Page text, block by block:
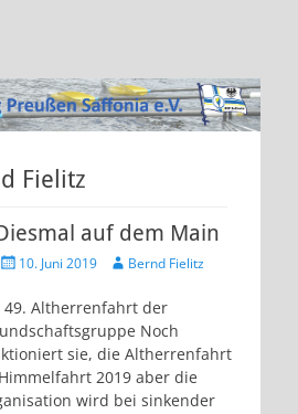
Fielitz
auf dem Main
Veröffentlicht
10. Juni 2019 AutorBernd Fielitz
49. Altherrenfahrt der
Noch
sie, die Altherrenfahrt
2019 aber die
wird bei sinkender